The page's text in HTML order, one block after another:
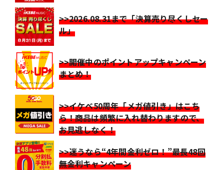
>>2026.08.31まで「決算売り尽くしセー
ル」
>>開催中のポイントアップキャンペーン
まとめ！
>>イケベ50周年「メガ値引き」はこち
ら！商品は頻繁に入れ替わりますので、
お見逃しなく！
>>迷うなら“4年間金利ゼロ！”最長48回
無金利キャンペーン